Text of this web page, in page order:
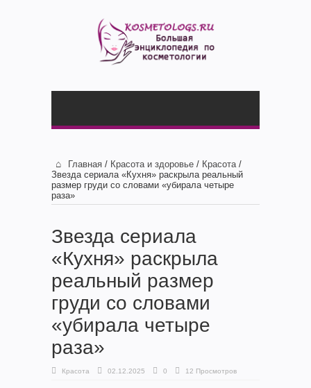
Главная / Красота и здоровье / Красота /
Звезда сериала «Кухня» раскрыла реальный
размер груди со словами «убирала четыре
раза»
Звезда сериала
«Кухня» раскрыла
реальный размер
груди со словами
«убирала четыре
раза»
Красота 02.12.2025 0 12 Просмотров